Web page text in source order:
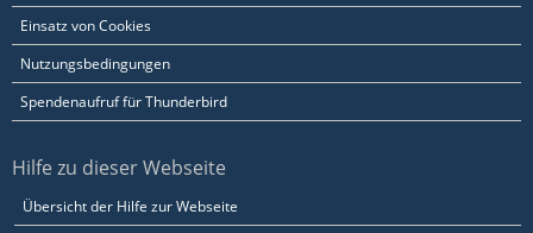
Einsatz von Cookies
Nutzungsbedingungen
Spendenaufruf für Thunderbird
Hilfe zu dieser Webseite
Übersicht der Hilfe zur Webseite